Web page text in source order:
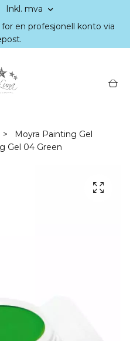
Inkl. mva
en profesjonell konto via
Moyra Painting Gel
Gel 04 Green